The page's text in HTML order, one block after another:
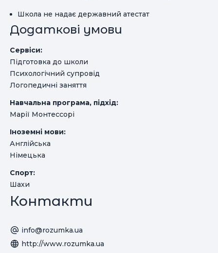
Школа не надає державний атестат
Додаткові умови
Сервіси:
Підготовка до школи
Психологічний супровід
Логопедичні заняття
Навчальна програма, підхід:
Марії Монтессорі
Іноземні мови:
Англійська
Німецька
Спорт:
Шахи
Контакти
info@rozumka.ua
http://www.rozumka.ua